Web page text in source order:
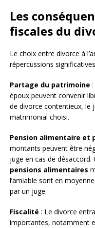
Les
fiscales du
Le choix entre divorce à
répercussions
Partage du patrimoine
époux peuvent convenir
de divorce contentieux, le
matrimonial choisi.
Pension alimentaire et
montants peuvent être
juge en cas de désaccord.
pensions alimentaires
l’amiable sont en
par un juge.
Fiscalité : Le divorce
importantes, notamment